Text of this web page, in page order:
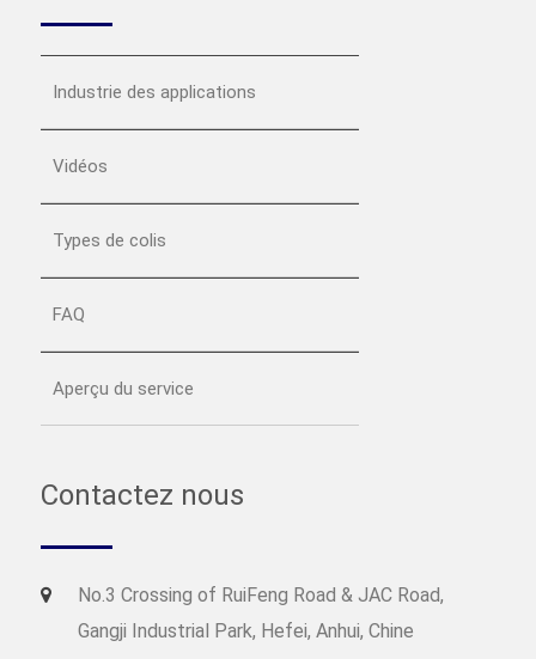
Industrie des applications
Vidéos
Types de colis
FAQ
Aperçu du service
Contactez nous
No.3 Crossing of RuiFeng Road & JAC Road,
Gangji Industrial Park, Hefei, Anhui, Chine